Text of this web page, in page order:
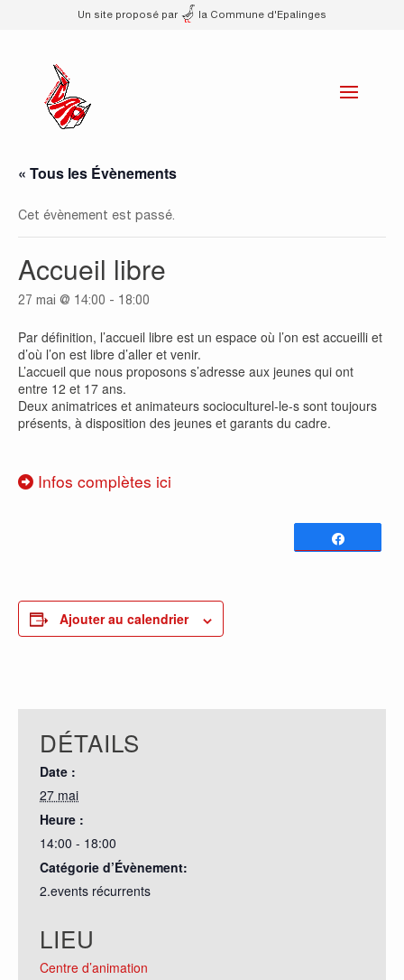
Un site proposé par la Commune d'Epalinges
« Tous les Évènements
Cet évènement est passé.
Accueil libre
27 mai @ 14:00 - 18:00
Par définition, l’accueil libre est un espace où l’on est accueilli et
d’où l’on est libre d’aller et venir.
L’accueil que nous proposons s’adresse aux jeunes qui ont
entre 12 et 17 ans.
Deux animatrices et animateurs socioculturel-le-s sont toujours
présents, à disposition des jeunes et garants du cadre.
Infos complètes ici
Ajouter au calendrier
DÉTAILS
Date :
27 mai
Heure :
14:00 - 18:00
Catégorie d’Évènement:
2.events récurrents
LIEU
Centre d’animation